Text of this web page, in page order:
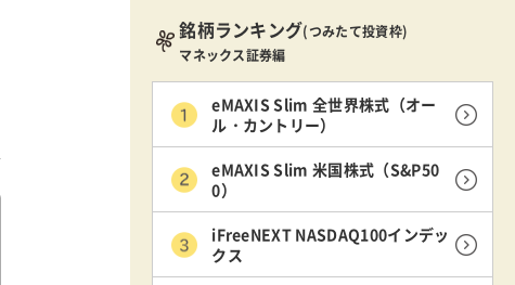
銘柄ランキング(つみたて投資枠)
マネックス証券編
eMAXIS Slim 全世界株式（オー
ル・カントリー）
eMAXIS Slim 米国株式（S&P50
0）
iFreeNEXT NASDAQ100インデッ
クス